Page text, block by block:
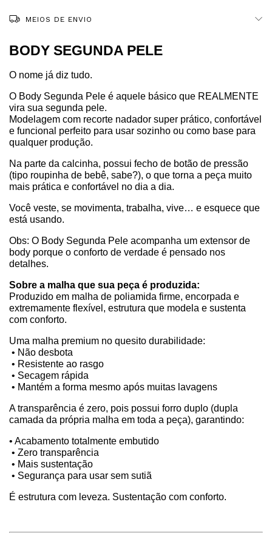
MEIOS DE ENVIO
BODY SEGUNDA PELE
O nome já diz tudo.
O Body Segunda Pele é aquele básico que REALMENTE
vira sua segunda pele.
Modelagem com recorte nadador super prático, confortável
e funcional perfeito para usar sozinho ou como base para
qualquer produção.
Na parte da calcinha, possui fecho de botão de pressão
(tipo roupinha de bebê, sabe?), o que torna a peça muito
mais prática e confortável no dia a dia.
Você veste, se movimenta, trabalha, vive… e esquece que
está usando.
Obs: O Body Segunda Pele acompanha um extensor de
body porque o conforto de verdade é pensado nos
detalhes.
Sobre a malha que sua peça é produzida:
Produzido em malha de poliamida firme, encorpada e
extremamente flexível, estrutura que modela e sustenta
com conforto.
Uma malha premium no quesito durabilidade:
• Não desbota
• Resistente ao rasgo
• Secagem rápida
• Mantém a forma mesmo após muitas lavagens
A transparência é zero, pois possui forro duplo (dupla
camada da própria malha em toda a peça), garantindo:
• Acabamento totalmente embutido
• Zero transparência
• Mais sustentação
• Segurança para usar sem sutiã
É estrutura com leveza. Sustentação com conforto.